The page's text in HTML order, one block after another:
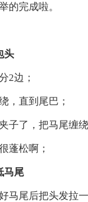
的完成啦。
头
2边；
，直到尾巴；
子了，把马尾缠绕
蓬松啊；
马尾
马尾后把头发拉